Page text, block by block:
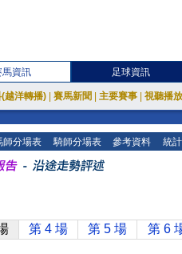
馬資訊 足球資訊
越洋轉播) 賽馬新聞 主要賽事 視聽播
師分場表 騎師分場表 參考資料 統
第 4 場 第 5 場 第 6